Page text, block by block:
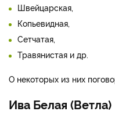
Швейцарская,
Копьевидная,
Сетчатая,
Травянистая и др.
О некоторых из них
Ива Белая (Ветла)